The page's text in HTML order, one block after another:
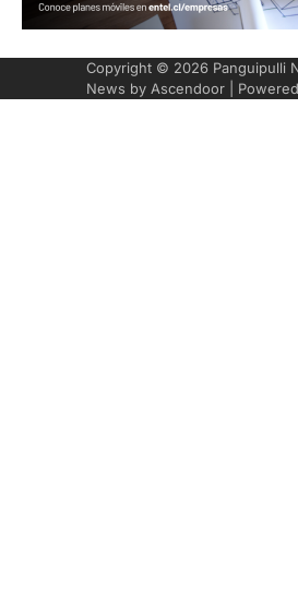
Copyright © 2026 Panguipulli
News by Ascendoor |